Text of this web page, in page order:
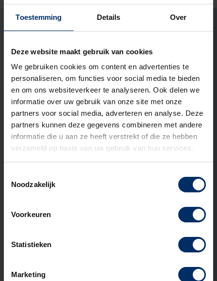
Toestemming Details Over
Deze website maakt gebruik van cookies
We gebruiken cookies om content en advertenties te
personaliseren, om functies voor social media te bieden
en om ons websiteverkeer te analyseren. Ook delen we
informatie over uw gebruik van onze site met onze
partners voor social media, adverteren en analyse. Deze
partners kunnen deze gegevens combineren met andere
informatie die u aan ze heeft verstrekt of die ze hebben
verzameld op basis van uw gebruik van hun services.
Noodzakelijk
Voorkeuren
Statistieken
Marketing
ons aangaan?
Marco Ekelmans
Open het contact
Open hetLinkedIn
Ook interessant om te lezen
31 MEI 2026
ADVIES